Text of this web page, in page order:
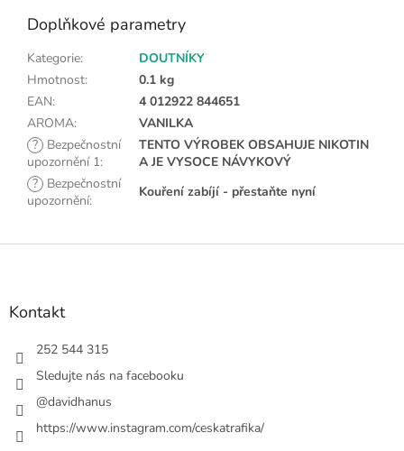
Doplňkové parametry
Kategorie:
DOUTNÍKY
Hmotnost:
0.1 kg
EAN:
4 012922 844651
AROMA:
VANILKA
? Bezpečnostní
upozornění 1:
TENTO VÝROBEK OBSAHUJE NIKOTIN
A JE VYSOCE NÁVYKOVÝ
? Bezpečnostní
upozornění:
Kouření zabíjí - přestaňte nyní
Z
Kontakt
252 544 315
Sledujte nás na facebooku
@davidhanus
https://www.instagram.com/ceskatrafika/